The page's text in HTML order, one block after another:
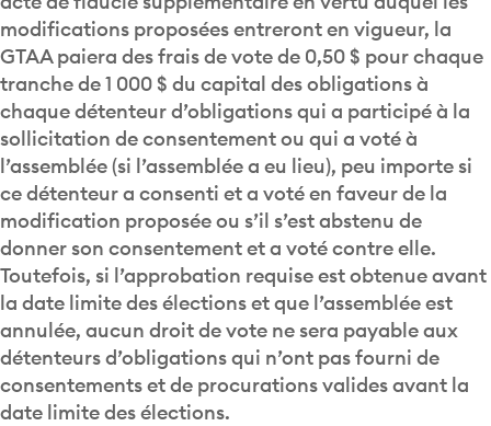
modifications proposées entreront en vigueur, la
GTAA paiera des frais de vote de 0,50 $ pour chaque
tranche de 1 000 $ du capital des obligations à
chaque détenteur d’obligations qui a participé à la
sollicitation de consentement ou qui a voté à
l’assemblée (si l’assemblée a eu lieu), peu importe si
ce détenteur a consenti et a voté en faveur de la
modification proposée ou s’il s’est abstenu de
donner son consentement et a voté contre elle.
Toutefois, si l’approbation requise est obtenue avant
la date limite des élections et que l’assemblée est
annulée, aucun droit de vote ne sera payable aux
détenteurs d’obligations qui n’ont pas fourni de
consentements et de procurations valides avant la
date limite des élections.